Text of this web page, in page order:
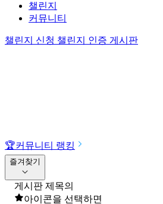
챌린지
커뮤니티
챌린지 신청 챌린지 인증 게시판
🏆커뮤니티 랭킹
즐겨찾기
게시판 제목의
아이콘을 선택하면